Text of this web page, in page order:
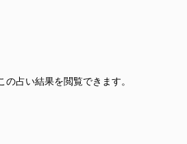
占い結果を閲覧できます。